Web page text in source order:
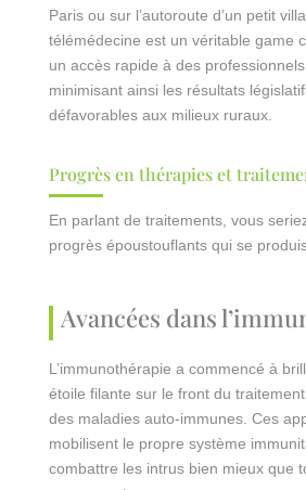
Paris ou sur l’autoroute d’un petit
télémédecine est un véritable game
un accès rapide à des professionnels
minimisant ainsi les résultats
défavorables aux milieux ruraux.
Progrès en thérapies et
En parlant de traitements, vous
progrès époustouflants qui se
Avancées dans
L’immunothérapie a commencé à
étoile filante sur le front du
des maladies auto-immunes. Ces
mobilisent le propre système
combattre les intrus bien mieux que